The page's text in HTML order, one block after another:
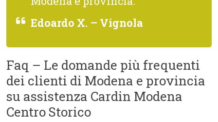
Edoardo X. – Vignola
Faq – Le domande più frequenti
dei clienti di Modena e provincia
su assistenza Cardin Modena
Centro Storico